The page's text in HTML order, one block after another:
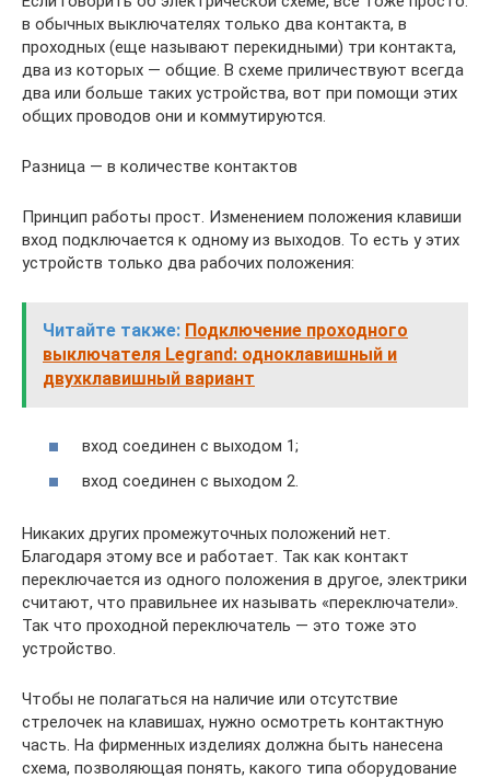
в обычных выключателях только два контакта, в
проходных (еще называют перекидными) три контакта,
два из которых — общие. В схеме приличествуют всегда
два или больше таких устройства, вот при помощи этих
общих проводов они и коммутируются.
Разница — в количестве контактов
Принцип работы прост. Изменением положения клавиши
вход подключается к одному из выходов. То есть у этих
устройств только два рабочих положения:
Читайте также: Подключение проходного
выключателя Legrand: одноклавишный и
двухклавишный вариант
вход соединен с выходом 1;
вход соединен с выходом 2.
Никаких других промежуточных положений нет.
Благодаря этому все и работает. Так как контакт
переключается из одного положения в другое, электрики
считают, что правильнее их называть «переключатели».
Так что проходной переключатель — это тоже это
устройство.
Чтобы не полагаться на наличие или отсутствие
стрелочек на клавишах, нужно осмотреть контактную
часть. На фирменных изделиях должна быть нанесена
схема, позволяющая понять, какого типа оборудование